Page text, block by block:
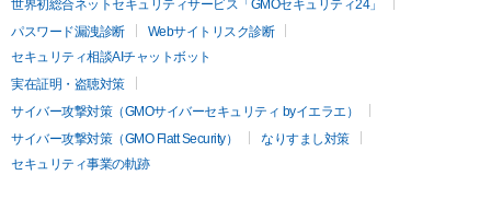
世界初総合ネットセキュリティサービス「GMOセキュリティ24」
パスワード漏洩診断
Webサイトリスク診断
セキュリティ相談AIチャットボット
実在証明・盗聴対策
サイバー攻撃対策（GMOサイバーセキュリティ byイエラエ）
サイバー攻撃対策（GMO Flatt Security）
なりすまし対策
セキュリティ事業の軌跡